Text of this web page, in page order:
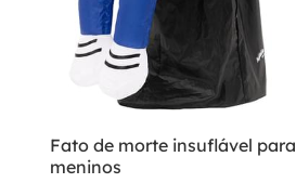
Fato de morte insuflável para
meninos